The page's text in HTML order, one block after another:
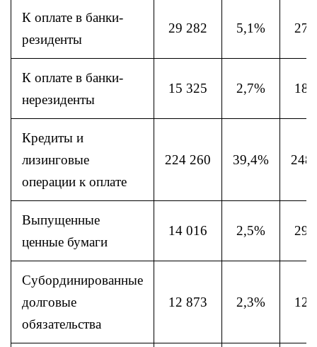
К оплате в банки-
резиденты
29 282 5,1% 27
К оплате в банки-
нерезиденты
15 325 2,7% 18
Кредиты и
лизинговые
операции к оплате
224 260 39,4% 248
Выпущенные
ценные бумаги
14 016 2,5% 29
Субординированные
долговые
обязательства
12 873 2,3% 12